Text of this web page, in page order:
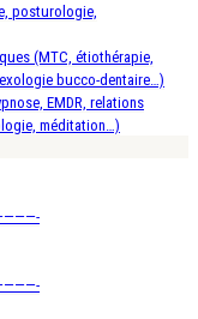
posturologie,
(MTC, étiothérapie,
bucco-dentaire…)
EMDR, relations
méditation…)